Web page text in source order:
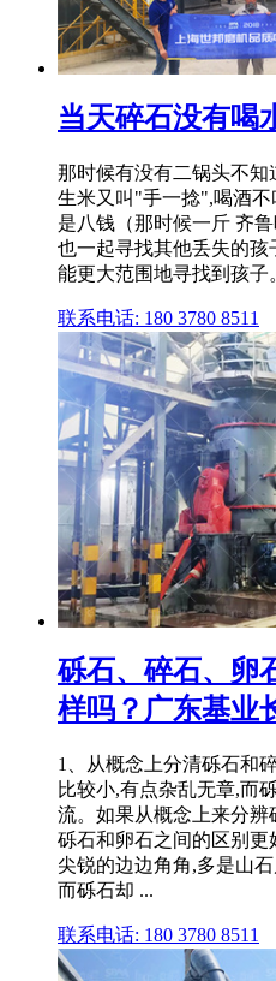
当天碎石没有喝
那时候有没有二锅头不
生米又叫"手一捻",喝酒不
是八钱（那时候一斤 齐
也一起寻找其他丢失的
能更大范围地寻找到孩子
联系电话: 180 3780 8511
砾石、碎石、卵
样吗？广东基业
1、从概念上分清砾石和
比较小,有点杂乱无章,而
流。如果从概念上来分
砾石和卵石之间的区别
尖锐的边边角角,多是山
而砾石却 ...
联系电话: 180 3780 8511